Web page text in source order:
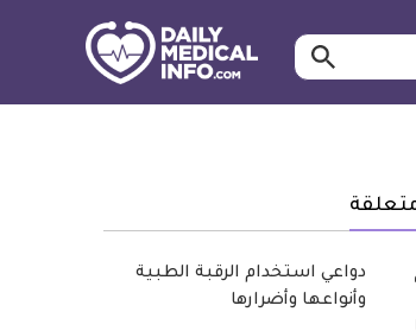
ابحث…
دواعي استخدام الرقبة الطبية
وأنواعها وأضرارها